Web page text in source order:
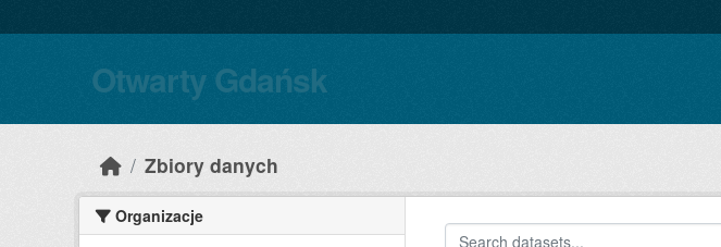
Otwarty Gdańsk
Zbiory danych
Organizacje